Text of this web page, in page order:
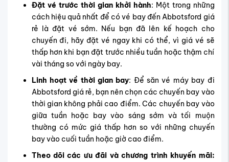
Đặt vé trước thời gian khởi hành: Một trong những
cách hiệu quả nhất để có vé bay đến Abbotsford giá
rẻ là đặt vé sớm. Nếu bạn đã lên kế hoạch cho
chuyến đi, hãy đặt vé ngay khi có thể, vì giá vé sẽ
thấp hơn khi bạn đặt trước nhiều tuần hoặc thậm chí
vài tháng so với ngày bay.
Linh hoạt về thời gian bay: Để săn vé máy bay đi
Abbotsford giá rẻ, bạn nên chọn các chuyến bay vào
thời gian không phải cao điểm. Các chuyến bay vào
giữa tuần hoặc bay vào sáng sớm và tối muộn
thường có mức giá thấp hơn so với những chuyến
bay vào cuối tuần hoặc giờ cao điểm.
Theo dõi các ưu đãi và chương trình khuyến mãi: